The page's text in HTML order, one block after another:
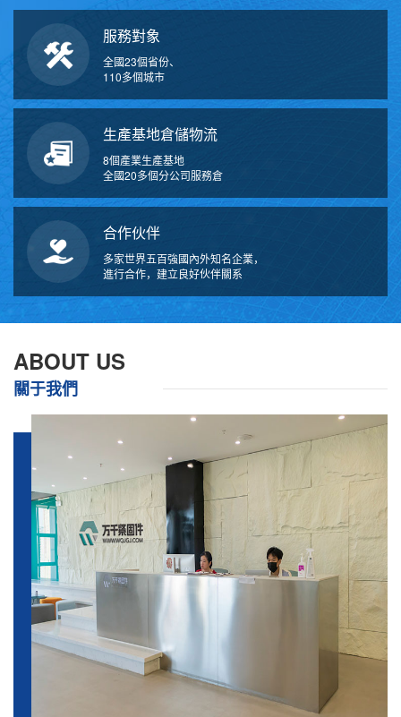
服務對象
全國23個省份、
110多個城市
生產基地倉儲物流
8個產業生產基地
全國20多個分公司服務倉
合作伙伴
多家世界五百強國內外知名企業，
進行合作，建立良好伙伴關系
ABOUT US
關于我們